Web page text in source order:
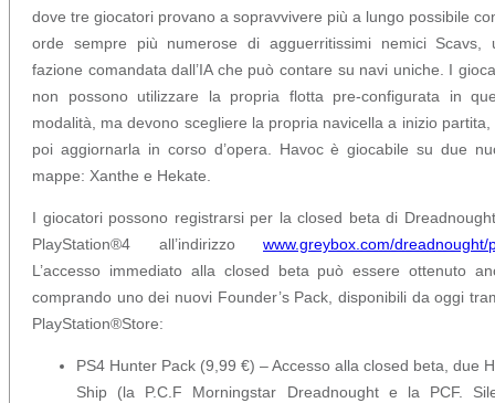
dove tre giocatori provano a sopravvivere più a lungo possibile
orde sempre più numerose di agguerritissimi nemici Scavs,
fazione comandata dall’IA che può contare su navi uniche. I
non possono utilizzare la propria flotta pre-configurata in
modalità, ma devono scegliere la propria navicella a inizio partita,
poi aggiornarla in corso d’opera. Havoc è giocabile su due
mappe: Xanthe e Hekate.
I giocatori possono registrarsi per la closed beta di
PlayStation®4 all’indirizzo www.greybox.com/dreadnought/
L’accesso immediato alla closed beta può essere ottenuto
comprando uno dei nuovi Founder’s Pack, disponibili da oggi
PlayStation®Store:
PS4 Hunter Pack (9,99 €) – Accesso alla closed beta, due
Ship (la P.C.F Morningstar Dreadnought e la PCF.